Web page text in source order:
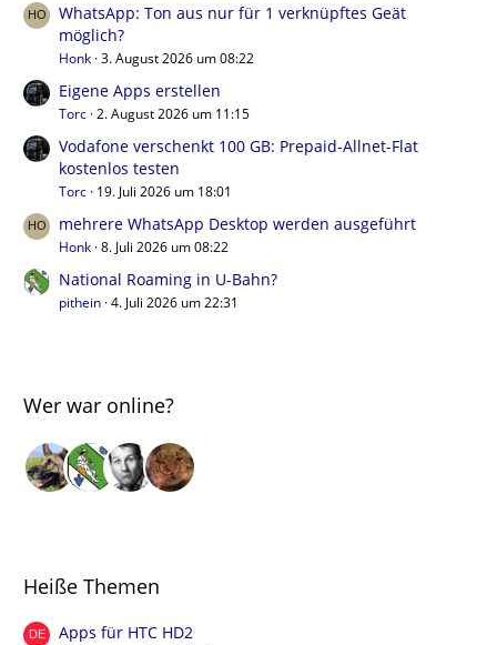
WhatsApp: Ton aus nur für 1 verknüpftes Geät
möglich?
Honk 3. August 2026 um 08:22
Eigene Apps erstellen
Torc 2. August 2026 um 11:15
Vodafone verschenkt 100 GB: Prepaid-Allnet-Flat
kostenlos testen
Torc 19. Juli 2026 um 18:01
mehrere WhatsApp Desktop werden ausgeführt
Honk 8. Juli 2026 um 08:22
National Roaming in U-Bahn?
pithein 4. Juli 2026 um 22:31
Wer war online?
Heiße Themen
Apps für HTC HD2